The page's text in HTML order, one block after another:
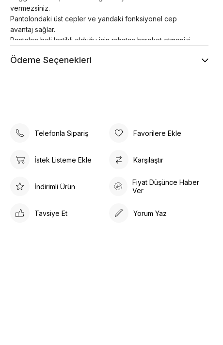
vermezsiniz.
Pantolondaki üst cepler ve yandaki fonksiyonel cep
avantaj sağlar.
Pantolon beli lastikli olduğu için rahatça hareket etmenizi
Paça kısmındaki lastik detayı paçalarınıza oturur ve daha
Ödeme Seçenekleri
Telefonla Sipariş Favorilere Ekle
İstek Listeme Ekle Karşılaştır
İndirimli Ürün
Fiyat Düşünce Haber
Ver
Tavsiye Et Yorum Yaz